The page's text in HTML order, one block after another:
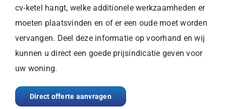
cv-ketel hangt, welke additionele werkzaamheden er
moeten plaatsvinden en of er een oude moet worden
vervangen. Deel deze informatie op voorhand en wij
kunnen u direct een goede prijsindicatie geven voor
uw woning.
Direct offerte aanvragen